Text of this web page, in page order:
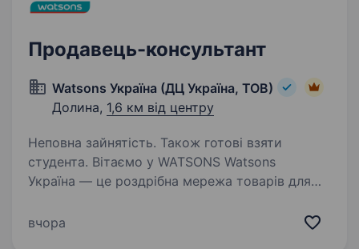
Продавець-консультант
Watsons Україна (ДЦ Україна, ТОВ)
Долина, 1,6 км від центру
Неповна зайнятість. Також готові взяти
студента. Вітаємо у WATSONS Watsons
Україна — це роздрібна мережа товарів для
великої сім'ї A.S. Watson Group: найбільшої
вчора